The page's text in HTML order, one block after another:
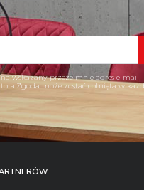
wskazany przeze mnie adres e-mail
może zostać cofnięta w